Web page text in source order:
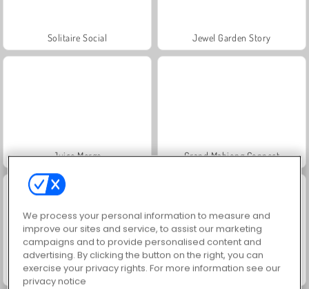
Solitaire Social Jewel Garden Story
Juice Merge Grand Mahjong Connect
Trollface Quest: USA 2 Scala 40
We process your personal information to measure and
improve our sites and service, to assist our marketing
campaigns and to provide personalised content and
advertising. By clicking the button on the right, you can
exercise your privacy rights. For more information see our
privacy notice